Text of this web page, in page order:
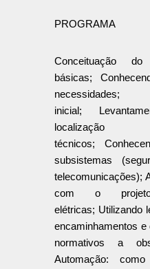
PROGRAMA
Conceituação
básicas;
inicial;
técnicos;
subsistemas
telecomunicações);
com o
elétricas; Utilizando
encaminhamentos
normativos a
Automação: